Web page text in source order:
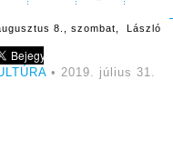
8., szombat, László
• 2019. július 31.